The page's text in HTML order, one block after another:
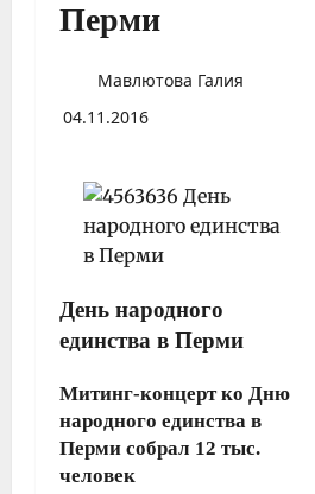
Перми
Мавлютова Галия
04.11.2016
День народного
единства в Перми
Митинг-концерт ко Дню
народного единства в
Перми собрал 12 тыс.
человек